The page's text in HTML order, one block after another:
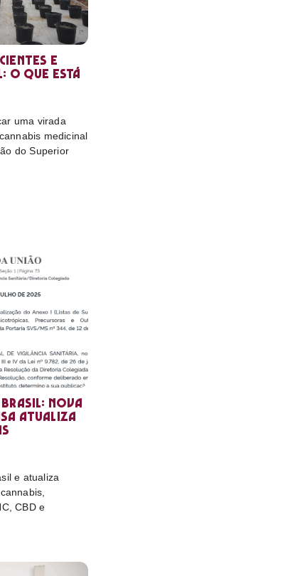
e
o que está
uma virada
medicinal
do Superior
Brasil: nova
atualiza
e atualiza
CBD e